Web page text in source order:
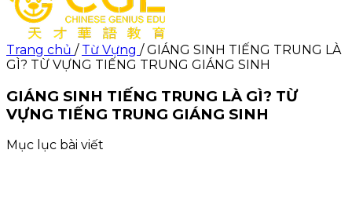
Trang chủ / Từ Vựng / GIÁNG SINH TIẾNG TRUNG LÀ
GÌ? TỪ VỰNG TIẾNG TRUNG GIÁNG SINH
GIÁNG SINH TIẾNG TRUNG LÀ GÌ? TỪ
VỰNG TIẾNG TRUNG GIÁNG SINH
Mục lục bài viết